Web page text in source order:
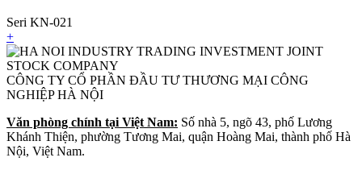
Seri KN-021
+
CÔNG TY CỔ PHẦN ĐẦU TƯ THƯƠNG MẠI CÔNG
NGHIỆP HÀ NỘI
Văn phòng chính tại Việt Nam: Số nhà 5, ngõ 43, phố Lương
Khánh Thiện, phường Tương Mai, quận Hoàng Mai, thành phố Hà
Nội, Việt Nam.